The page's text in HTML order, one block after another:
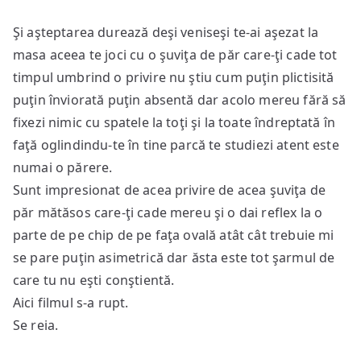
Şi aşteptarea durează deşi veniseşi te-ai aşezat la
masa aceea te joci cu o şuviţa de păr care-ţi cade tot
timpul umbrind o privire nu ştiu cum puţin plictisită
puţin înviorată puţin absentă dar acolo mereu fără să
fixezi nimic cu spatele la toţi şi la toate îndreptată în
faţă oglindindu-te în tine parcă te studiezi atent este
numai o părere.
Sunt impresionat de acea privire de acea şuviţa de
păr mătăsos care-ţi cade mereu şi o dai reflex la o
parte de pe chip de pe faţa ovală atât cât trebuie mi
se pare puţin asimetrică dar ăsta este tot şarmul de
care tu nu eşti conştientă.
Aici filmul s-a rupt.
Se reia.